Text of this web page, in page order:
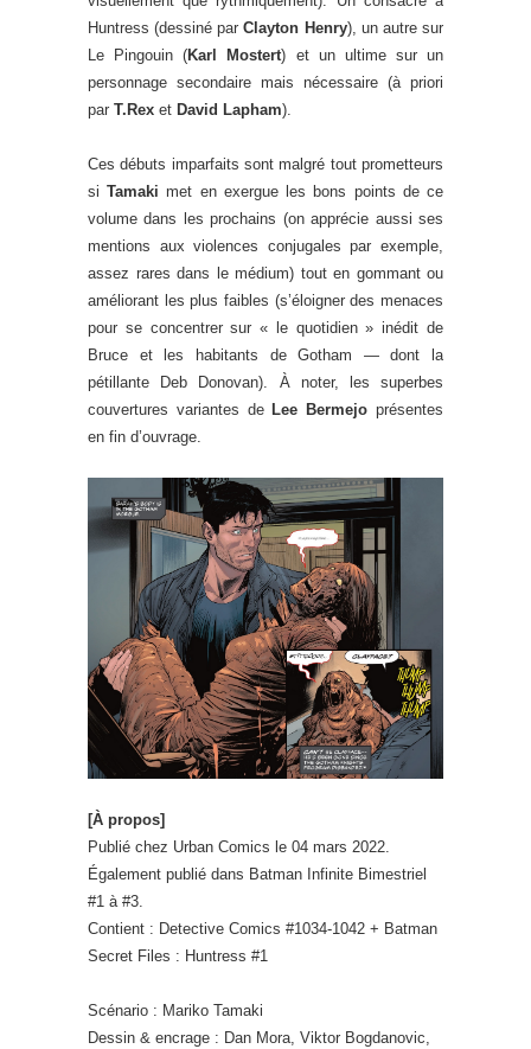
Huntress (dessiné parClayton Henry), un autre sur
Le Pingouin (Karl Mostert) et un ultime sur un
personnage secondaire mais nécessaire (à priori
par T.Rex et David Lapham).
Ces débuts imparfaits sont malgré tout prometteurs
siTamaki met en exergue les bons points de ce
volume dans les prochains (on apprécie aussi ses
mentions aux violences conjugales par exemple,
assez rares dans le médium) tout en gommant ou
améliorant les plus faibles (s’éloigner des menaces
pour se concentrer sur « le quotidien » inédit de
Bruce et les habitants de Gotham — dont la
pétillante Deb Donovan). À noter, les superbes
couvertures variantes de Lee Bermejo présentes
en fin d’ouvrage.
[À propos]
Publié chez Urban Comics le 04 mars 2022.
Également publié dans Batman Infinite Bimestriel
#1 à #3.
Contient : Detective Comics #1034-1042 + Batman
Secret Files : Huntress #1
Scénario : Mariko Tamaki
Dessin & encrage : Dan Mora, Viktor Bogdanovic,